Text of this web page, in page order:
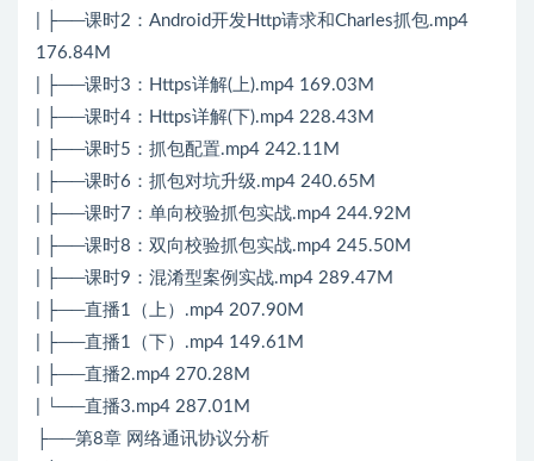
| ├──课时2：Android开发Http请求和Charles抓包.mp4
176.84M
| ├──课时3：Https详解(上).mp4 169.03M
| ├──课时4：Https详解(下).mp4 228.43M
| ├──课时5：抓包配置.mp4 242.11M
| ├──课时6：抓包对坑升级.mp4 240.65M
| ├──课时7：单向校验抓包实战.mp4 244.92M
| ├──课时8：双向校验抓包实战.mp4 245.50M
| ├──课时9：混淆型案例实战.mp4 289.47M
| ├──直播1（上）.mp4 207.90M
| ├──直播1（下）.mp4 149.61M
| ├──直播2.mp4 270.28M
| └──直播3.mp4 287.01M
├──第8章 网络通讯协议分析